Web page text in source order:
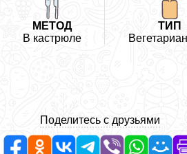
МЕТОД
В кастрюле
ТИП
Поделитесь с друзьями